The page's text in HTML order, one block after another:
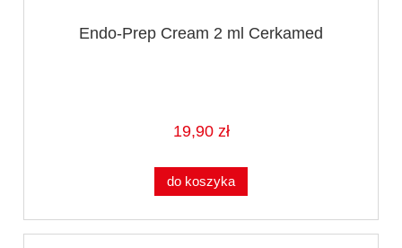
Endo-Prep Cream 2 ml Cerkamed
19,90 zł
do koszyka